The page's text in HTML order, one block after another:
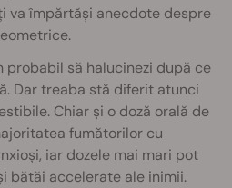
va împărtăși anecdote despre
probabil să halucinezi după ce
Dar treaba stă diferit atunci
Chiar și o doză orală de
fumătorilor cu
iar dozele mai mari pot
bătăi accelerate ale inimii.